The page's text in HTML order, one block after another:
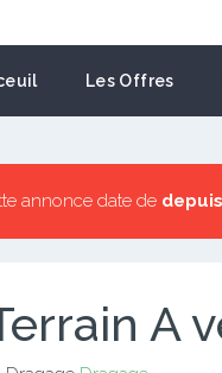
Les Offres
annonce date de
A